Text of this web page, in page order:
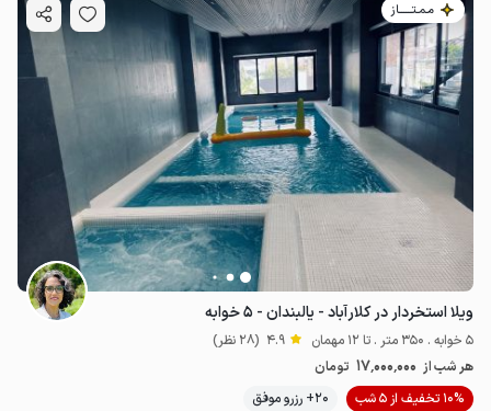
مـمـتــــــاز
ویلا استخردار در کلارآباد - یالبندان - ۵ خوابه
5 خوابه . 350 متر . تا 12 مهمان 4.9 (28 نظر)
هر شب از 17٬000٬000 تومان
10% تخفیف از 5 شب
20+ رزرو موفق